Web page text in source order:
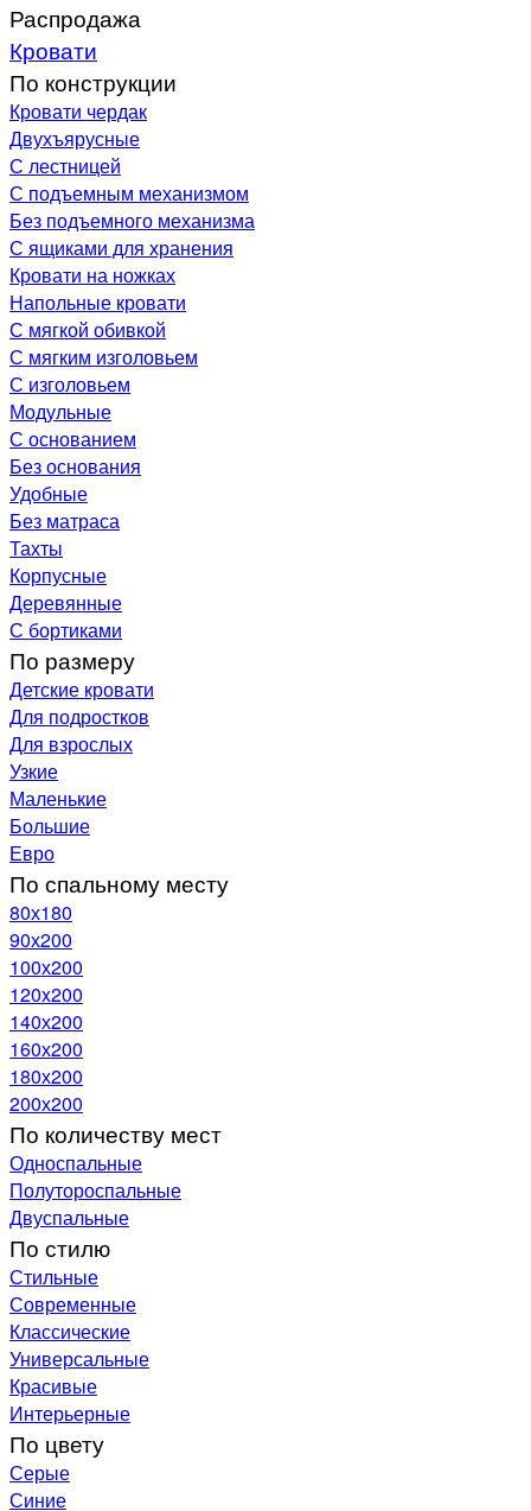
Распродажа
Кровати
По конструкции
Кровати чердак
Двухъярусные
С лестницей
С подъемным механизмом
Без подъемного механизма
С ящиками для хранения
Кровати на ножках
Напольные кровати
С мягкой обивкой
С мягким изголовьем
С изголовьем
Модульные
С основанием
Без основания
Удобные
Без матраса
Тахты
Корпусные
Деревянные
С бортиками
По размеру
Детские кровати
Для подростков
Для взрослых
Узкие
Маленькие
Большие
Евро
По спальному месту
80х180
90х200
100х200
120x200
140х200
160х200
180х200
200х200
По количеству мест
Односпальные
Полутороспальные
Двуспальные
По стилю
Стильные
Современные
Классические
Универсальные
Красивые
Интерьерные
По цвету
Серые
Синие